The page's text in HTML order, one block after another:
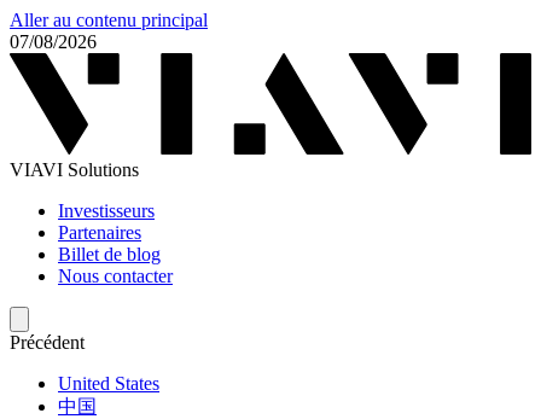
Aller au contenu principal
07/08/2026
VIAVI Solutions
Investisseurs
Partenaires
Billet de blog
Nous contacter
Précédent
United States
中国